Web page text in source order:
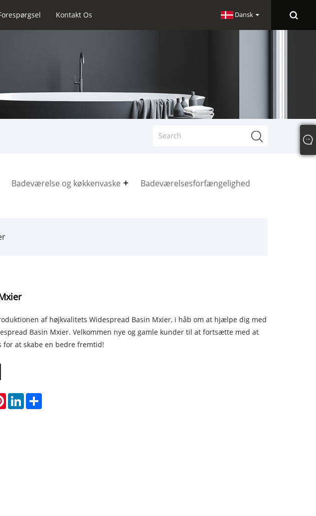
Kontakt Os Dansk
Badeværelse og køkkenvaske Badeværelsesforfængelighed
af ​​højkvalitets Widespread Basin Mxier, i håb om at hjælpe dig med
Basin Mxier. Velkommen nye og gamle kunder til at fortsætte med at
for at skabe en bedre fremtid!
PinterestLinkedIn